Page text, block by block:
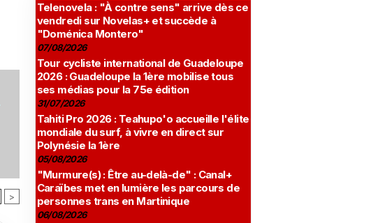
>
Telenovela : "À contre sens" arrive dès ce
vendredi sur Novelas+ et succède à
"Doménica Montero"
07/08/2026
Tour cycliste international de Guadeloupe
2026 : Guadeloupe la 1ère mobilise tous
ses médias pour la 75e édition
31/07/2026
Tahiti Pro 2026 : Teahupo'o accueille l'élite
mondiale du surf, à vivre en direct sur
Polynésie la 1ère
05/08/2026
"Murmure(s) : Être au-delà-de" : Canal+
Caraïbes met en lumière les parcours de
personnes trans en Martinique
06/08/2026